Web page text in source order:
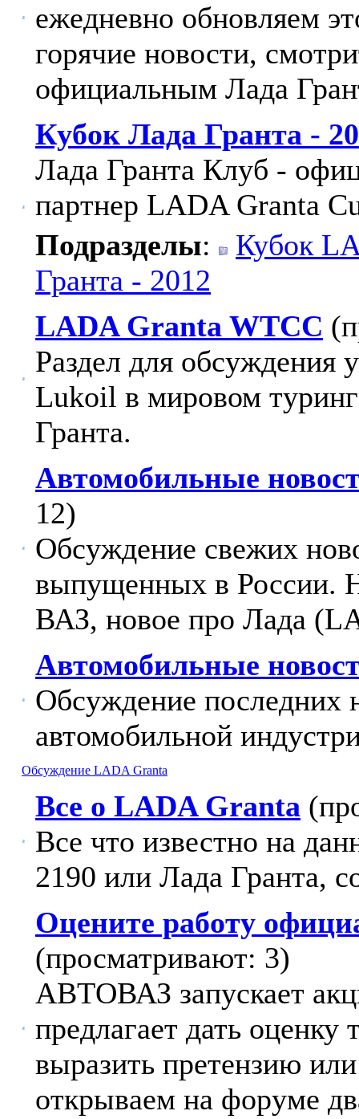
ежедневно обновляем
горячие новости,
официальным Лада
Кубок Лада Гранта -
Лада Гранта Клуб -
партнер LADA Granta
Подразделы:
Кубок
Гранта - 2012
LADA Granta WTCC
Раздел для обсуждения
Lukoil в мировом
Гранта.
Автомобильные
12)
Обсуждение свежих
выпущенных в России.
ВАЗ, новое про Лада
Автомобильные
Обсуждение последних
автомобильной
Обсуждение LADA Granta
Все о LADA Granta
Все что известно на
2190 или Лада Гранта,
Оцените работу
(просматривают: 3)
АВТОВАЗ запускает
предлагает дать
выразить претензию
открываем на форуме